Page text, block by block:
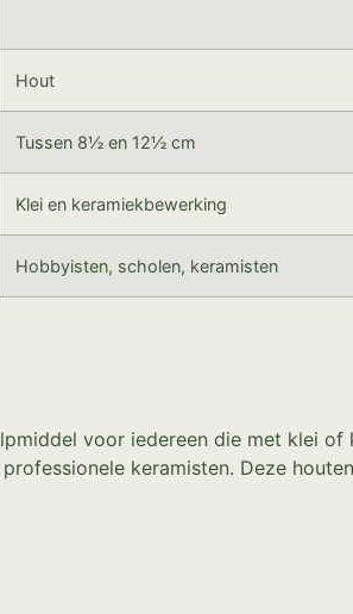
Hout
Tussen 8½ en 12½ cm
Klei en keramiekbewerking
Hobbyisten, scholen, keramisten
voor iedereen die met klei
keramisten. Deze